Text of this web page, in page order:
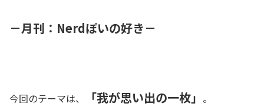
－月刊：Nerdぽいの好き－
今回のテーマは、 「我が思い出の一枚」 。